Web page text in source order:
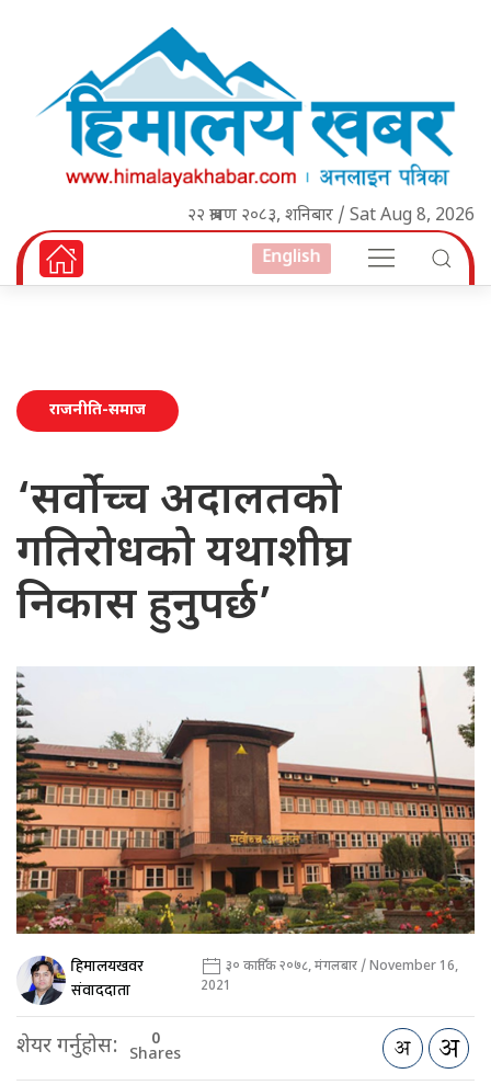
२२ श्रावण २०८३, शनिबार / Sat Aug 8, 2026
English
राजनीति-समाज
‘सर्वोच्च अदालतको
गतिरोधको यथाशीघ्र
निकास हुनुपर्छ’
हिमालयखवर
संवाददाता
३० कार्तिक २०७८, मंगलबार / November 16,
2021
शेयर गर्नुहोस: 0
Shares